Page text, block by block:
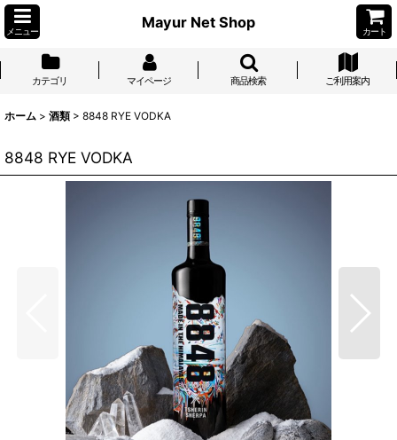
メニュー
Mayur Net Shop
カート
カテゴリ マイページ 商品検索 ご利用案内
ホーム > 酒類 > 8848 RYE VODKA
8848 RYE VODKA